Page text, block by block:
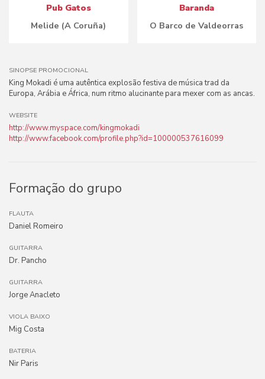
Pub Gatos
Melide (A Coruña)
Baranda
O Barco de Valdeorras
SINOPSE PROMOCIONAL
King Mokadi é uma autêntica explosão festiva de música trad da
Europa, Arábia e África, num ritmo alucinante para mexer com as ancas.
WEBSITE
http://www.myspace.com/kingmokadi
http://www.facebook.com/profile.php?id=100000537616099
Formação do grupo
FLAUTA
Daniel Romeiro
GUITARRA
Dr. Pancho
GUITARRA
Jorge Anacleto
VIOLA BAIXO
Mig Costa
BATERIA
Nir Paris